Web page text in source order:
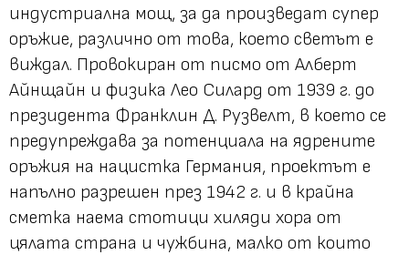
индустриална мощ, за да произведат супер
оръжие, различно от това, което светът е
виждал. Провокиран от писмо от Алберт
Айнщайн и физика Лео Силард от 1939 г. до
президента Франклин Д. Рузвелт, в което се
предупреждава за потенциала на ядрените
оръжия на нацистка Германия, проектът е
напълно разрешен през 1942 г. и в крайна
сметка наема стотици хиляди хора от
цялата страна и чужбина, малко от които